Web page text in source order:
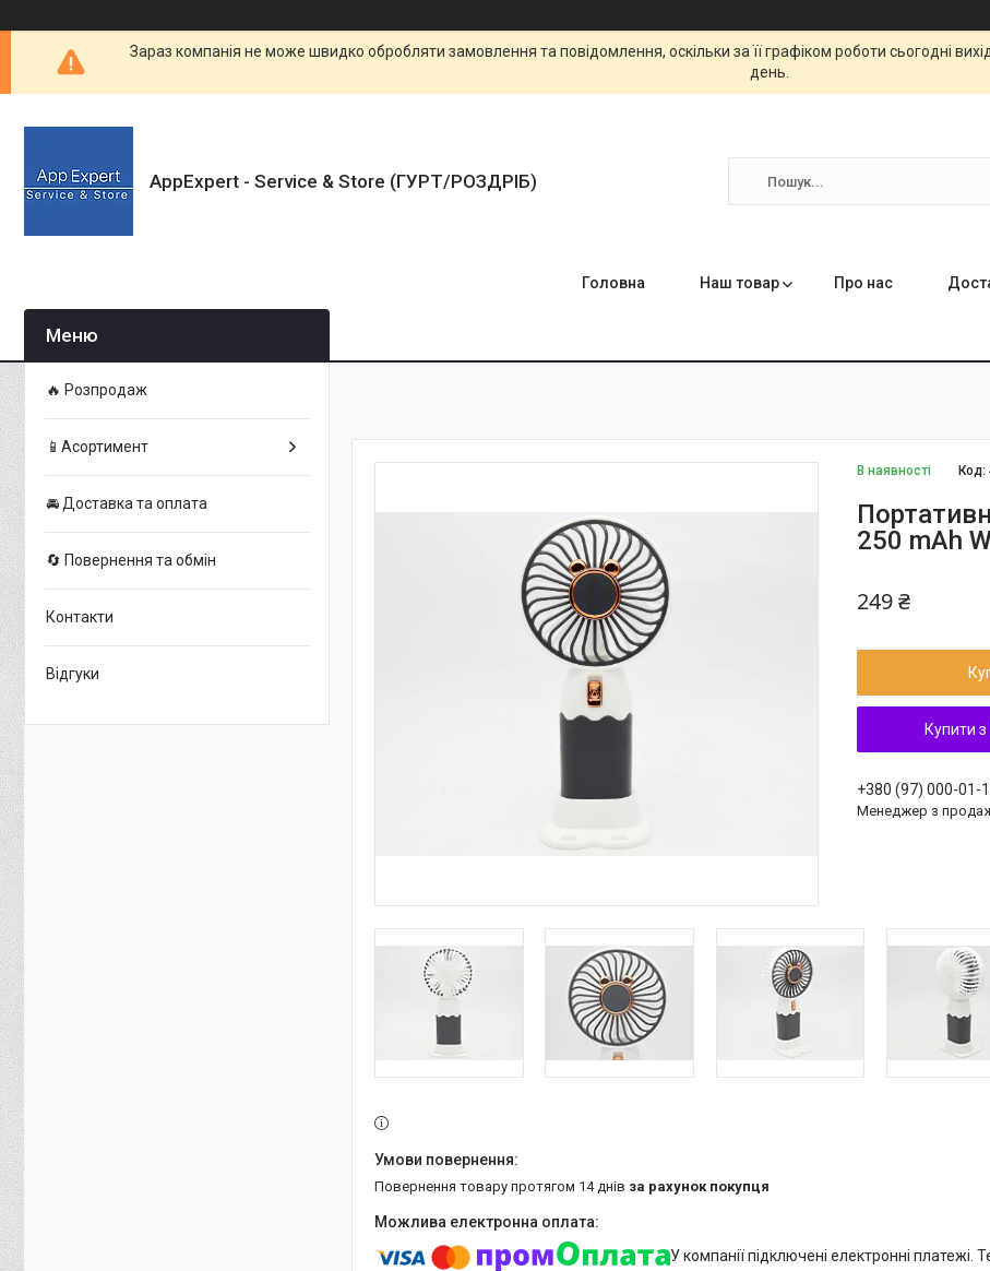
Зараз компанія не може швидко обробляти замовлення та повідомлення, оскільки за її графіком роботи сьогодні
день.
AppExpert - Service & Store (ГУРТ/РОЗДРІБ)
Головна Наш товар Про нас
В наявності Код:
250 mAh
249 ₴
Купити з
+380 (97) 000-01-
Менеджер з
повернення товару протягом 14 днів за рахунок покупця
У компанії підключені електронні
🔥 Розпродаж
📱Асортимент
🚘 Доставка та оплата
🔄 Повернення та обмін
Контакти
Відгуки